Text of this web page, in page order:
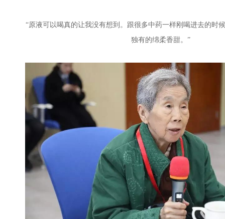
“原液可以喝真的让我没有想到。跟很多中药一样刚喝进去的时
独有的绵柔香甜。”